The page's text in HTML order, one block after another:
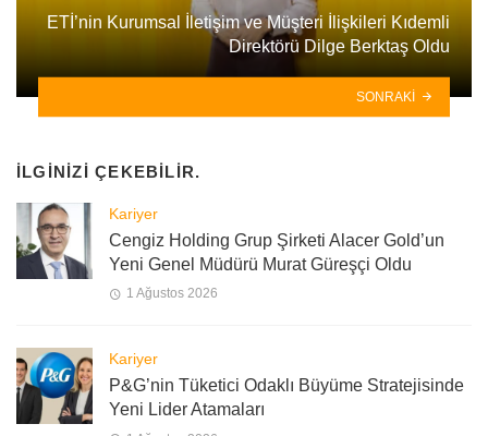
ETİ’nin Kurumsal İletişim ve Müşteri İlişkileri Kıdemli
Direktörü Dilge Berktaş Oldu
SONRAKI
İLGINIZI ÇEKEBILIR.
Kariyer
Cengiz Holding Grup Şirketi Alacer Gold’un
Yeni Genel Müdürü Murat Güreşçi Oldu
1 Ağustos 2026
Kariyer
P&G’nin Tüketici Odaklı Büyüme Stratejisinde
Yeni Lider Atamaları